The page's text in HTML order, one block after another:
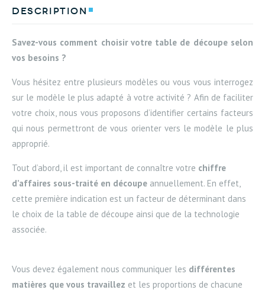
description
Savez-vous comment choisir votre table de découpe selon
vos besoins ?
Vous hésitez entre plusieurs modèles ou vous vous interrogez
sur le modèle le plus adapté à votre activité ? Afin de faciliter
votre choix, nous vous proposons d’identifier certains facteurs
qui nous permettront de vous orienter vers le modèle le plus
approprié.
Tout d’abord, il est important de connaître votre chiffre
d’affaires sous-traité en découpe annuellement. En effet,
cette première indication est un facteur de déterminant dans
le choix de la table de découpe ainsi que de la technologie
associée.
Vous devez également nous communiquer les différentes
matières que vous travaillez et les proportions de chacune